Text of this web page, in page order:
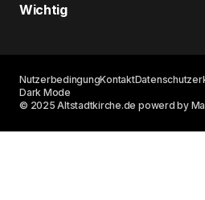
Wichtig
© 2025 Altstadtkirche.de powerd by
NutzerbedingungKontakt
Dark Mode